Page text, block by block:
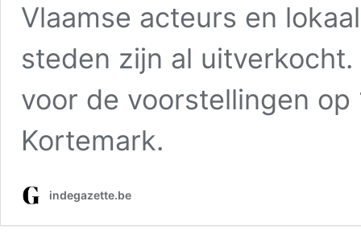
Vlaamse acteurs en
steden zijn al
voor de voorstellingen
Kortemark.
indegazette.be